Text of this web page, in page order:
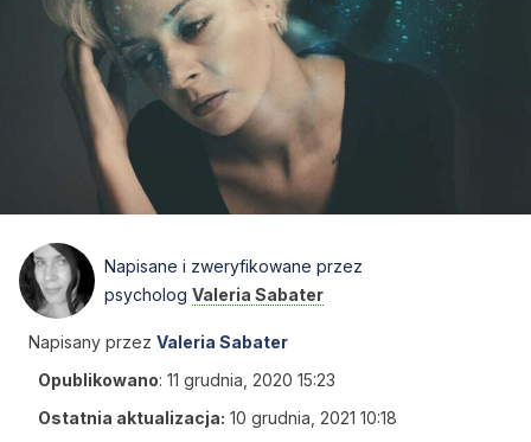
Napisane i zweryfikowane przez
psycholog Valeria Sabater
Napisany przez Valeria Sabater
Opublikowano: 11 grudnia, 2020 15:23
Ostatnia aktualizacja: 10 grudnia, 2021 10:18